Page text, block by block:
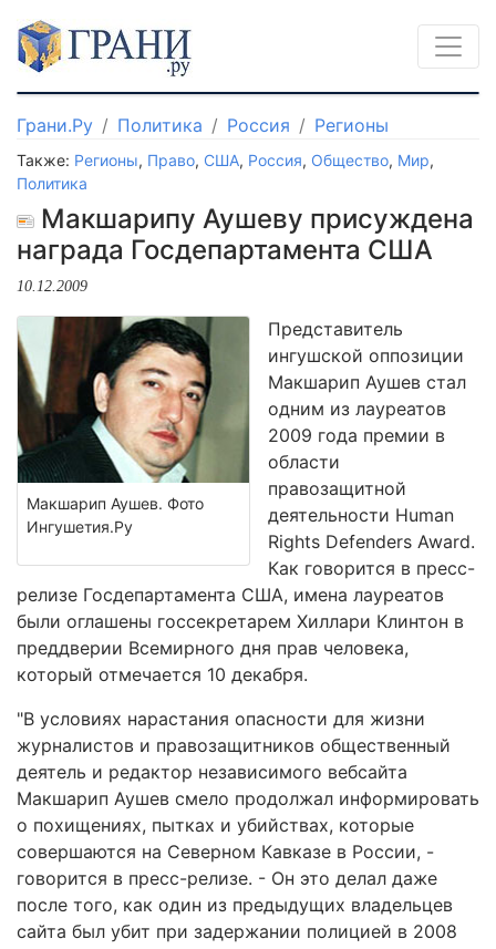
Грани.Ру Политика Россия Регионы
Также: Регионы, Право, США, Россия, Общество, Мир,
Политика
Макшарипу Аушеву присуждена
награда Госдепартамента США
10.12.2009
Макшарип Аушев. Фото
Ингушетия.Ру
Представитель
ингушской оппозиции
Макшарип Аушев стал
одним из лауреатов
2009 года премии в
области
правозащитной
деятельности Human
Rights Defenders Award.
Как говорится в пресс-
релизе Госдепартамента США, имена лауреатов
были оглашены госсекретарем Хиллари Клинтон в
преддверии Всемирного дня прав человека,
который отмечается 10 декабря.
"В условиях нарастания опасности для жизни
журналистов и правозащитников общественный
деятель и редактор независимого вебсайта
Макшарип Аушев смело продолжал информировать
о похищениях, пытках и убийствах, которые
совершаются на Северном Кавказе в России, -
говорится в пресс-релизе. - Он это делал даже
после того, как один из предыдущих владельцев
сайта был убит при задержании полицией в 2008